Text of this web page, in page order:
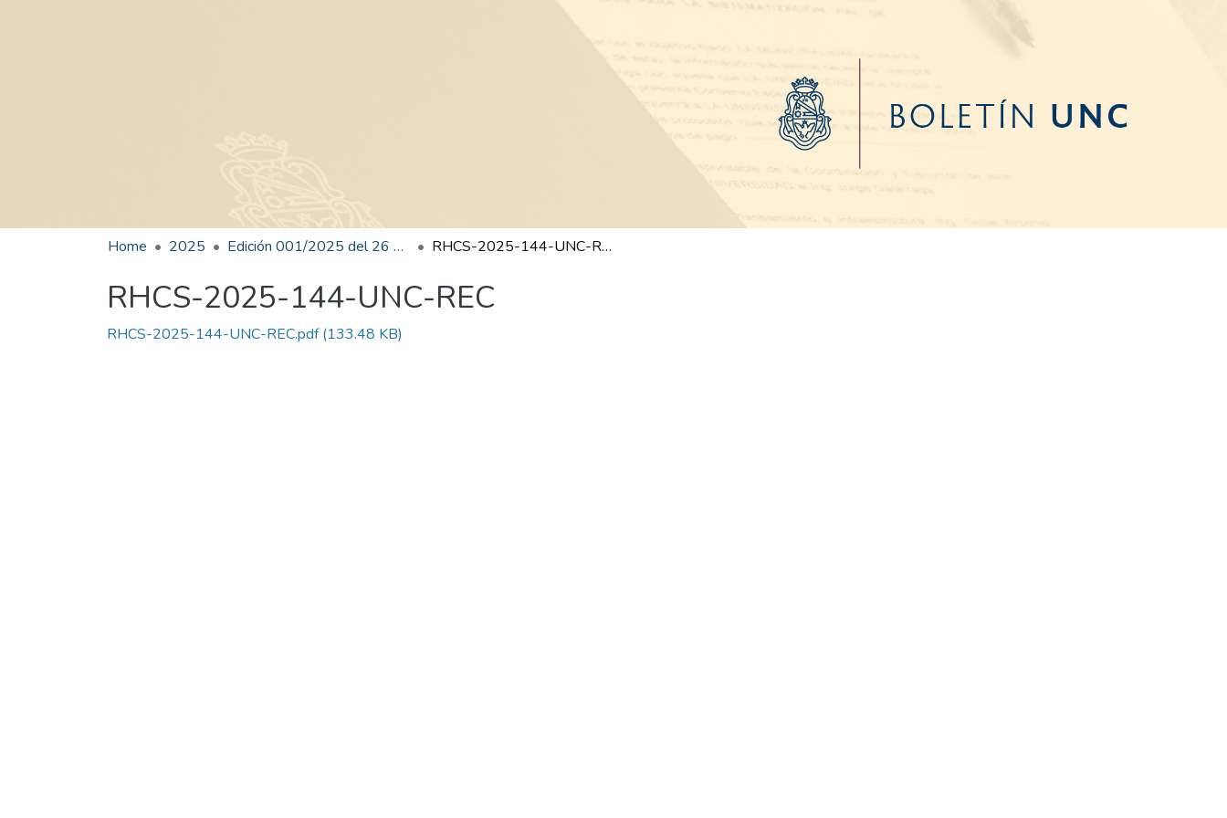
Home 2025 Edición 001/2025 del 26 de mayo de 2025 RHCS-2025-144-UNC-REC
RHCS-2025-144-UNC-REC
RHCS-2025-144-UNC-REC.pdf(133.48 KB)